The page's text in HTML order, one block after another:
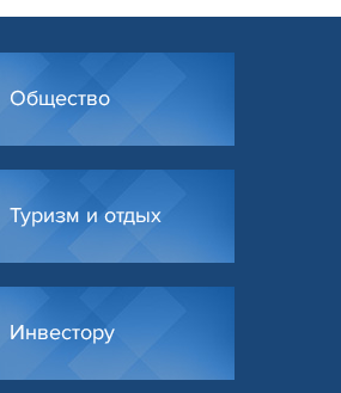
Общество
Туризм и отдых
Инвестору